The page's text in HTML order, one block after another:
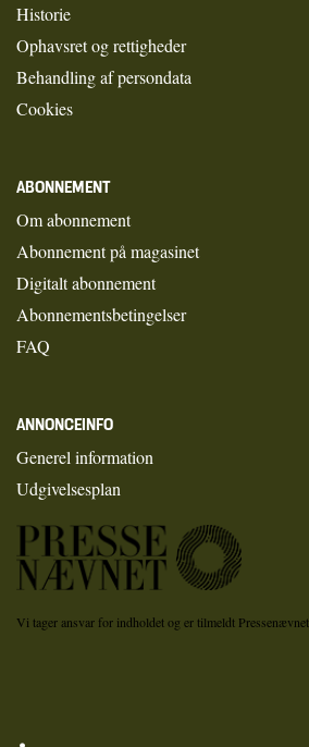
Historie
Ophavsret og rettigheder
Behandling af persondata
Cookies
ABONNEMENT
Om abonnement
Abonnement på magasinet
Digitalt abonnement
Abonnementsbetingelser
FAQ
ANNONCEINFO
Generel information
Udgivelsesplan
Vi tager ansvar for indholdet og er tilmeldt Pressenævnet